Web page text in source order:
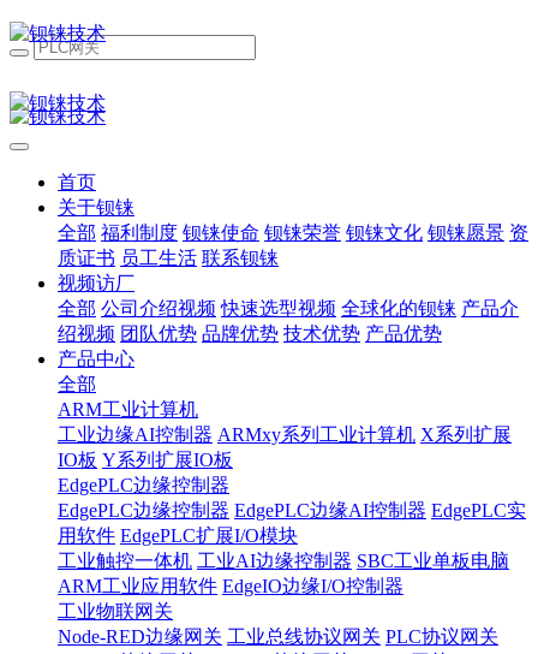
首页
关于钡铼
全部 福利制度 钡铼使命 钡铼荣誉 钡铼文化 钡铼愿景 资
质证书 员工生活 联系钡铼
视频访厂
全部 公司介绍视频 快速选型视频 全球化的钡铼 产品介
绍视频 团队优势 品牌优势 技术优势 产品优势
产品中心
全部
ARM工业计算机
工业边缘AI控制器 ARMxy系列工业计算机 X系列扩展
IO板 Y系列扩展IO板
EdgePLC边缘控制器
EdgePLC边缘控制器 EdgePLC边缘AI控制器 EdgePLC实
用软件 EdgePLC扩展I/O模块
工业触控一体机 工业AI边缘控制器 SBC工业单板电脑
ARM工业应用软件 EdgeIO边缘I/O控制器
工业物联网关
Node-RED边缘网关 工业总线协议网关 PLC协议网关